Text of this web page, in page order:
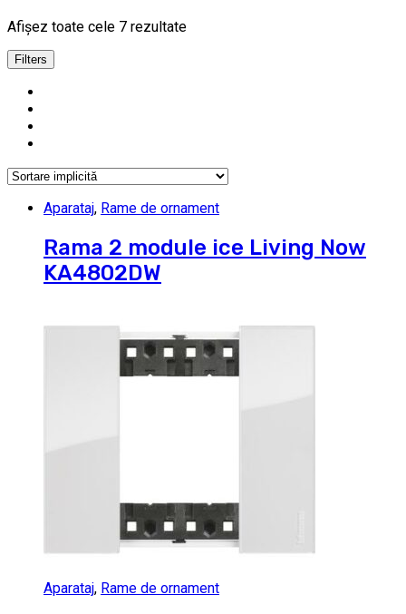
Afișez toate cele 7 rezultate
Filters
Aparataj, Rame de ornament
Rama 2 module ice Living Now
KA4802DW
Aparataj, Rame de ornament